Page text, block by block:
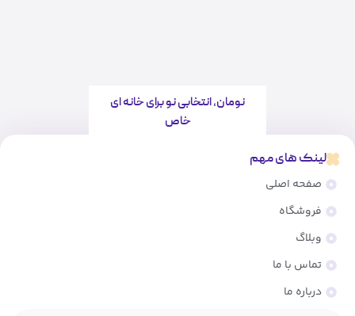
نومان، انتخابی نو برای خانه ای
خاص
لینک های مهم
صفحه اصلی
فروشگاه
وبلاگ
تماس با ما
درباره ما